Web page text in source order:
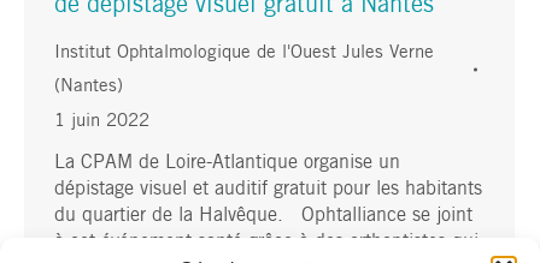
de dépistage visuel gratuit à Nantes
Institut Ophtalmologique de l'Ouest Jules Verne
(Nantes)
1 juin 2022
La CPAM de Loire-Atlantique organise un
dépistage visuel et auditif gratuit pour les habitants
du quartier de la Halvêque. Ophtalliance se joint
à cet événement santé grâce à des orthoptistes qui